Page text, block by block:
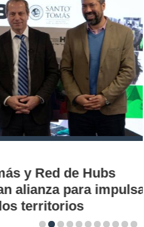
y Red de Hubs
para impulsar
territorios